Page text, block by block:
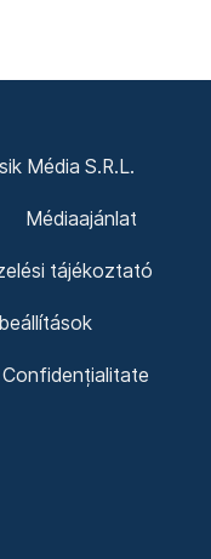
Média S.R.L.
Médiaajánlat
tájékoztató
Confidențialitate